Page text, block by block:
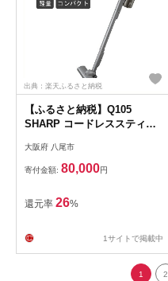
出典：楽天ふるさと納税
【ふるさと納税】Q105
SHARP コードレススティッ
電化製品 家電 生活家電 コー
ドレス スティック クリーナ
生活 正規品 大阪府 八尾市 返
礼品】
大阪府 八尾市
寄付金額: 80,000円
還元率 26%
1サイトで掲載中
1 2